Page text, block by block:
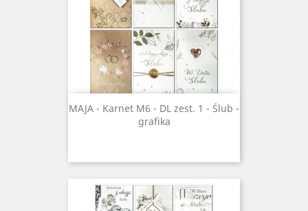
MAJA - Karnet M6 - DL zest. 1 - Ślub -
grafika